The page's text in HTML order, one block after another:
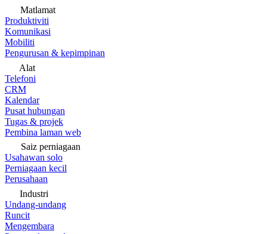
Matlamat
Produktiviti
Komunikasi
Mobiliti
Pengurusan & kepimpinan
Alat
Telefoni
CRM
Kalendar
Pusat hubungan
Tugas & projek
Pembina laman web
Saiz perniagaan
Usahawan solo
Perniagaan kecil
Perusahaan
Industri
Undang-undang
Runcit
Mengembara